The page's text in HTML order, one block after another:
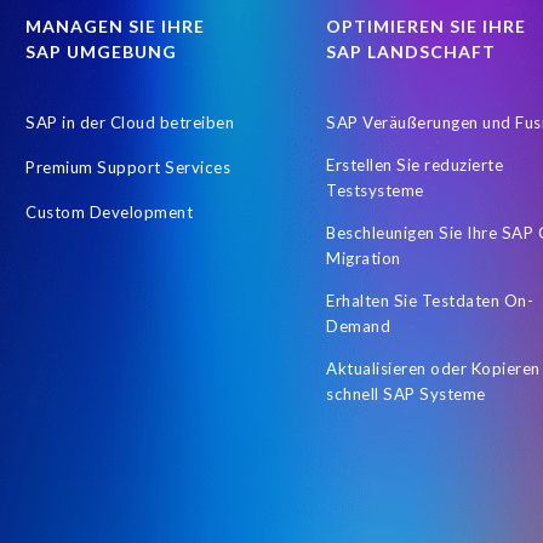
MANAGEN SIE IHRE
SAP UMGEBUNG
SAP in der Cloud betreiben
Premium Support Services
Custom Development
OPTIMIEREN SIE IHRE
SAP LANDSCHAFT
SAP Veräußerungen und
Erstellen Sie reduzierte
Testsysteme
Beschleunigen Sie Ihre SAP
Migration
Erhalten Sie Testdaten On-
Demand
Aktualisieren oder Kopieren
schnell SAP Systeme